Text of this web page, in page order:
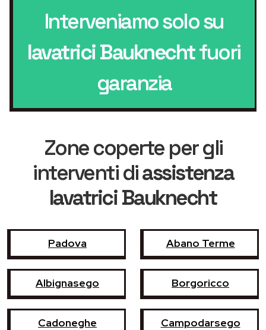
Interveniamo solo su
lavatrici Bauknechtfuori
garanzia
Zone coperte per gli
interventi diassistenza
lavatrici Bauknecht
Padova Abano Terme
Albignasego Borgoricco
Cadoneghe Campodarsego